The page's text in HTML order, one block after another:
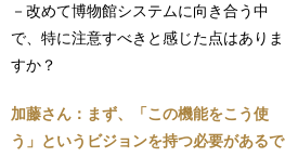
－改めて博物館システムに向き合う中
で、特に注意すべきと感じた点はありま
すか？
加藤さん：まず、「この機能をこう使
う」というビジョンを持つ必要があるで